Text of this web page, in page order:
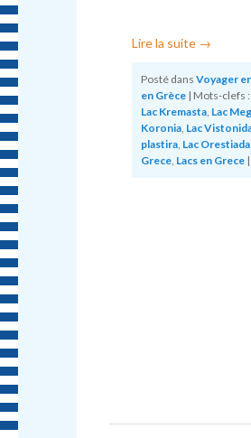
Lire la suite →
Posté dans Voyager
en Grèce | Mots-clefs :
Lac Kremasta, Lac
Koronia, Lac
plastira, Lac Orestiada,
Grece, Lacs en Grece |